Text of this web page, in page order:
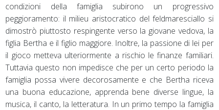
condizioni della famiglia subirono un progressivo
peggioramento: il milieu aristocratico del feldmaresciallo si
dimostrò piuttosto respingente verso la giovane vedova, la
figlia Bertha e il figlio maggiore. Inoltre, la passione di lei per
il gioco metteva ulteriormente a rischio le finanze familiari.
Tuttavia questo non impedisce che per un certo periodo la
famiglia possa vivere decorosamente e che Bertha riceva
una buona educazione, apprenda bene diverse lingue, la
musica, il canto, la letteratura. In un primo tempo la famiglia